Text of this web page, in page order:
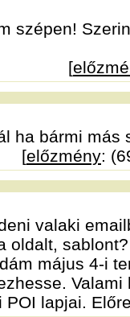
szépen!
[
ha bármi más
[előzmény:
valaki
oldalt,
május 4-i
POI lapjai.